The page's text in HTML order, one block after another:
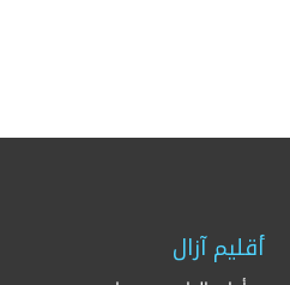
أقليم آزال